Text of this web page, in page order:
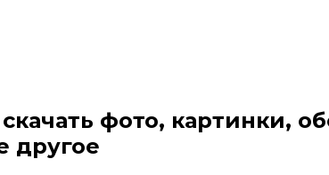
фото, картинки,
другое